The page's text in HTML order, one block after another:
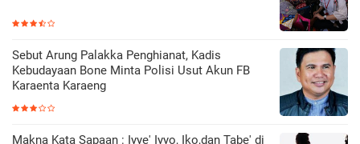
Sebut Arung Palakka Penghianat, Kadis
Kebudayaan Bone Minta Polisi Usut Akun FB
Karaenta Karaeng
Makna Kata Sapaan : Iyye' Iyyo, Iko,dan Tabe' di